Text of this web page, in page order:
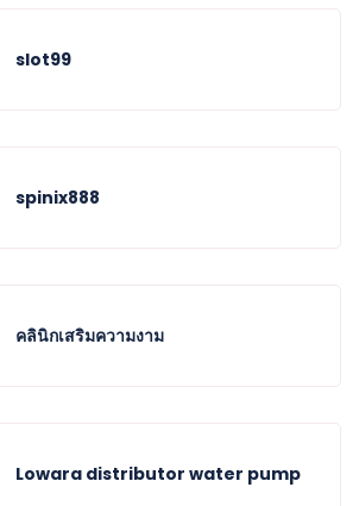
slot99
spinix888
คลินิกเสริมความงาม
Lowara distributor water pump